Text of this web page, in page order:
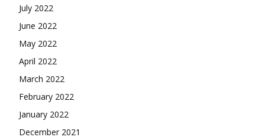
July 2022
June 2022
May 2022
April 2022
March 2022
February 2022
January 2022
December 2021